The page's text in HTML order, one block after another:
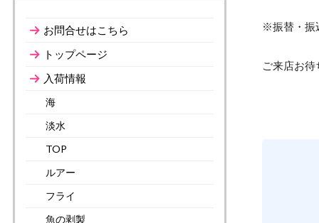
※振替・振
ご来店お
お問合せはこちら
トップページ
入荷情報
海
淡水
TOP
ルアー
フライ
魚の剥製